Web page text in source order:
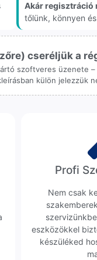
Akár regisztráció
tőlünk, könnyen
cseréljük a
szoftveres üzenete
külön jelezzük
Profi
Nem csak
eszközökkel
készüléked